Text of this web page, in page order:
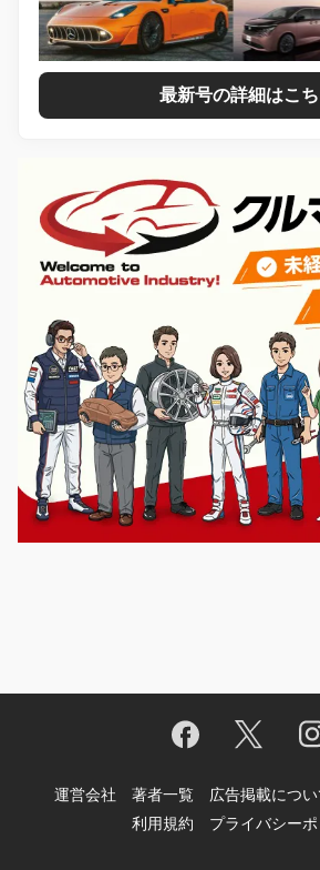
最新号の詳細はこち
運営会社 著者一覧 広告掲載につい
利用規約
プライバシー